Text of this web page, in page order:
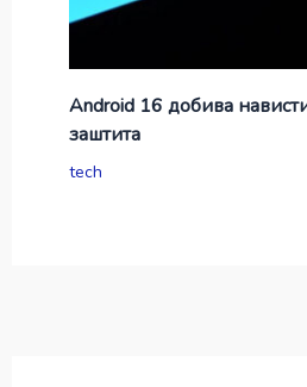
Android 16 добива
заштита
tech